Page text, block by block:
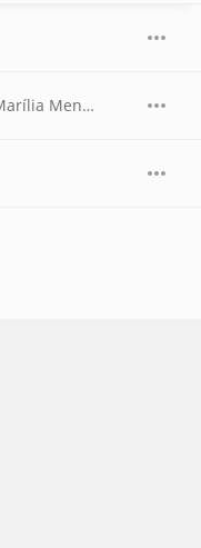
O Que É Que Você Viu Em Mim (part. Marília Mendonça)